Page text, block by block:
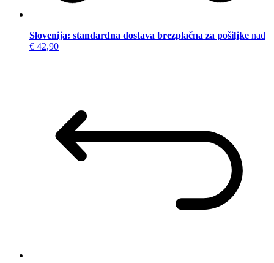
Slovenija: standardna dostava brezplačna za pošiljke nad
€ 42,90